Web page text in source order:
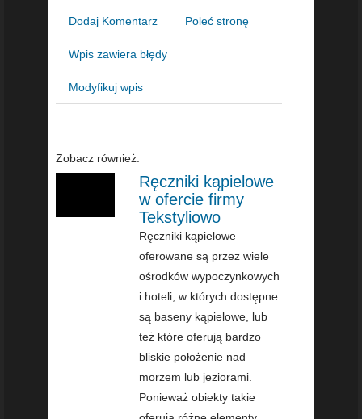
Dodaj Komentarz Poleć stronę
Wpis zawiera błędy
Modyfikuj wpis
Zobacz również:
Ręczniki kąpielowe
w ofercie firmy
Tekstyliowo
Ręczniki kąpielowe
oferowane są przez wiele
ośrodków wypoczynkowych
i hoteli, w których dostępne
są baseny kąpielowe, lub
też które oferują bardzo
bliskie położenie nad
morzem lub jeziorami.
Ponieważ obiekty takie